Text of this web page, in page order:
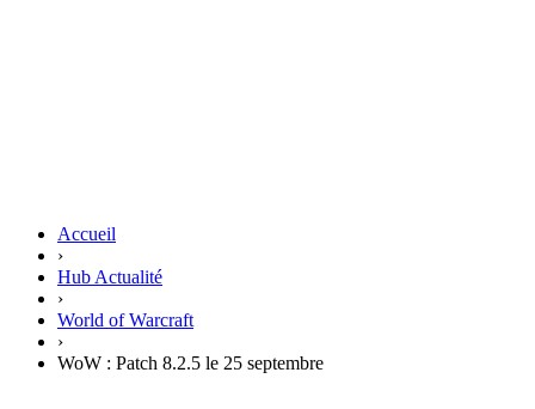
Accueil
›
Hub Actualité
›
World of Warcraft
›
WoW : Patch 8.2.5 le 25 septembre